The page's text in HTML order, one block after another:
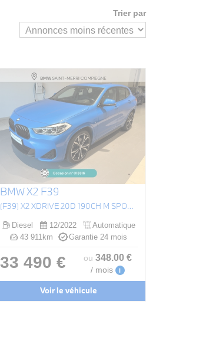
Trier par
BMW X2 F39
(F39) X2 XDRIVE 20D 190CH M SPORT BVA8
Diesel 12/2022
Automatique
43 911km
Garantie 24 mois
33 490 € ou 348.00 €
/ mois i
Voir le véhicule